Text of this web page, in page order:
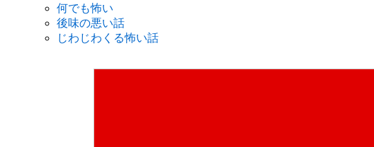
何でも怖い
後味の悪い話
じわじわくる怖い話